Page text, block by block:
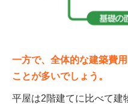
一方で、全体的な建築費
ことが多いでしょう。
平屋は2階建てに比べて建